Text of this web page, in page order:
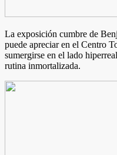
La exposición cumbre de
puede apreciar en el Centro
sumergirse en el lado
rutina inmortalizada.